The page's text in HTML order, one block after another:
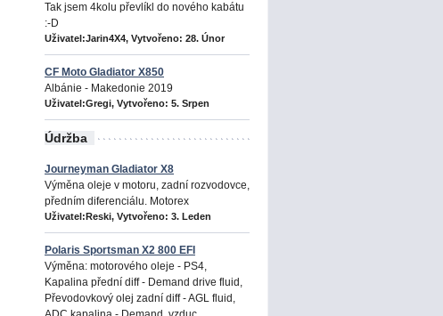
Tak jsem 4kolu převlíkl do nového kabátu
:-D
Uživatel:Jarin4X4, Vytvořeno: 28. Únor
CF Moto Gladiator X850
Albánie - Makedonie 2019
Uživatel:Gregi, Vytvořeno: 5. Srpen
Údržba
Journeyman Gladiator X8
Výměna oleje v motoru, zadní rozvodovce,
předním diferenciálu. Motorex
Uživatel:Reski, Vytvořeno: 3. Leden
Polaris Sportsman X2 800 EFI
Výměna: motorového oleje - PS4,
Kapalina přední diff - Demand drive fluid,
Převodovkový olej zadní diff - AGL fluid,